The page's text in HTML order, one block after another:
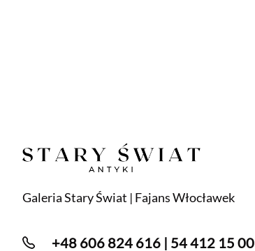
Galeria Stary Świat | Fajans Włocławek
+48 606 824 616 | 54 412 15 00